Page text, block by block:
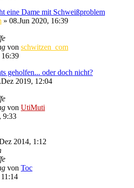
eine Dame mit Schweißproblem
» 08.Jun 2020, 16:39
von schwitzen_com
16:39
geholfen... oder doch nicht?
2019, 12:04
von UtiMuti
9:33
2014, 1:12
von Toc